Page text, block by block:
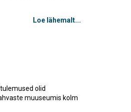
Loe lähemalt...
olid
muuseumis kolm